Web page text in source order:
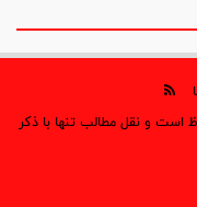
و نقل مطالب تنها با ذکر